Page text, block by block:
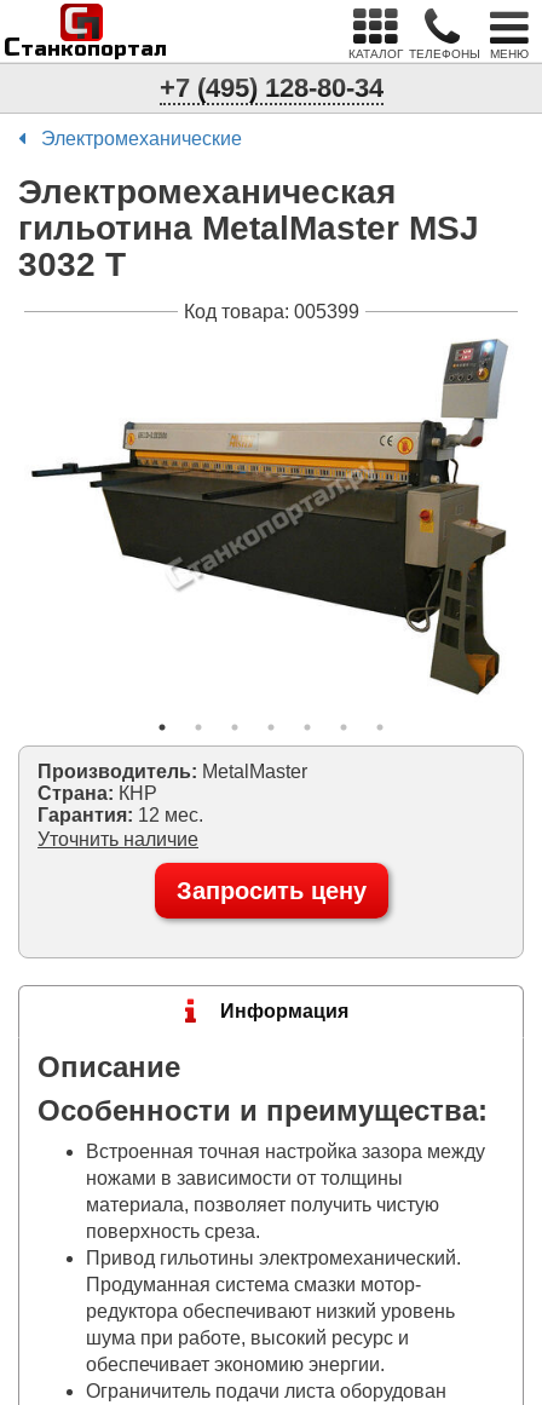
Станкопортал
п
С
КАТАЛОГ ТЕЛЕФОНЫ МЕНЮ
+7 (495) 128-80-34
Электромеханические
Электромеханическая
гильотина MetalMaster MSJ
3032 T
Код товара: 005399
Производитель: MetalMaster
Страна: КНР
Гарантия: 12 мес.
Уточнить наличие
Запросить цену
Информация
Описание
Особенности и преимущества:
Встроенная точная настройка зазора между
ножами в зависимости от толщины
материала, позволяет получить чистую
поверхность среза.
Привод гильотины электромеханический.
Продуманная система смазки мотор-
редуктора обеспечивают низкий уровень
шума при работе, высокий ресурс и
обеспечивает экономию энергии.
Ограничитель подачи листа оборудован